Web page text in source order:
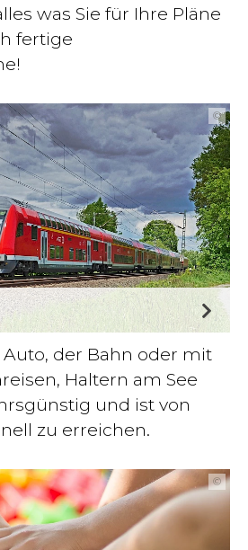
was Sie für Ihre Pläne
fertige
©
der Bahn oder mit
Haltern am See
und ist von
zu erreichen.
©